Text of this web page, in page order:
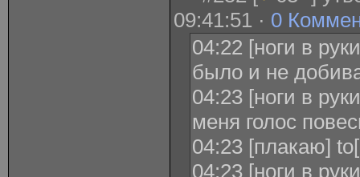
09:41:51 · 0
04:22 [ноги в
было и не
04:23 [ноги в
меня голос
04:23 [плакаю]
04:23 [ноги в